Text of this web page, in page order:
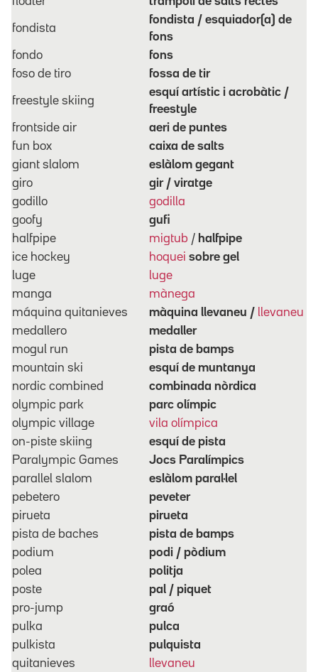
fondista
fondista / esquiador(a) de
fons
fondo
fons
foso de tiro
fossa de tir
freestyle skiing
esquí artístic i acrobàtic /
freestyle
frontside air
aeri de puntes
fun box
caixa de salts
giant slalom
eslàlom gegant
giro
gir / viratge
godillo
godilla
goofy
gufi
halfpipe
migtub / halfpipe
ice hockey
hoquei sobre gel
luge
luge
manga
mànega
máquina quitanieves
màquina llevaneu /
llevaneu
medallero
medaller
mogul run
pista de bamps
mountain ski
esquí de muntanya
nordic combined
combinada nòrdica
olympic park
parc olímpic
olympic village
vila olímpica
on-piste skiing
esquí de pista
Paralympic Games
Jocs Paralímpics
parallel slalom
eslàlom paral·lel
pebetero
peveter
pirueta
pirueta
pista de baches
pista de bamps
podium
podi / pòdium
polea
politja
poste
pal / piquet
pro-jump
graó
pulka
pulca
pulkista
pulquista
quitanieves
llevaneu